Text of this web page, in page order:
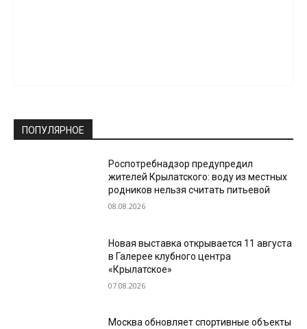
ПОПУЛЯРНОЕ
Роспотребнадзор предупредил
жителей Крылатского: воду из местных
родников нельзя считать питьевой
08.08.2026
Новая выставка открывается 11 августа
в Галерее клубного центра
«Крылатское»
07.08.2026
Москва обновляет спортивные объекты